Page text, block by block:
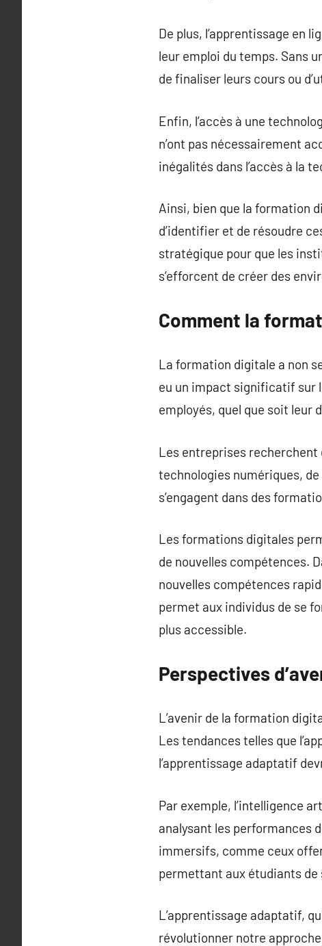
De plus, l’apprentissage en
leur emploi du temps. Sans
de finaliser leurs cours ou
Enfin, l’accès à une
n’ont pas nécessairement
inégalités dans l’accès à la
Ainsi, bien que la formation
d’identifier et de résoudre
stratégique pour que les
s’efforcent de créer des
Comment la
La formation digitale a non
eu un impact significatif sur
employés, quel que soit leur
Les entreprises recherchent
technologies numériques,
s’engagent dans des
Les formations digitales
de nouvelles compétences.
nouvelles compétences
permet aux individus de se
plus accessible.
Perspectives
L’avenir de la formation
Les tendances telles que
l’apprentissage adaptatif
Par exemple, l’intelligence
analysant les performances
immersifs, comme ceux
permettant aux étudiants de
L’apprentissage adaptatif,
révolutionner notre